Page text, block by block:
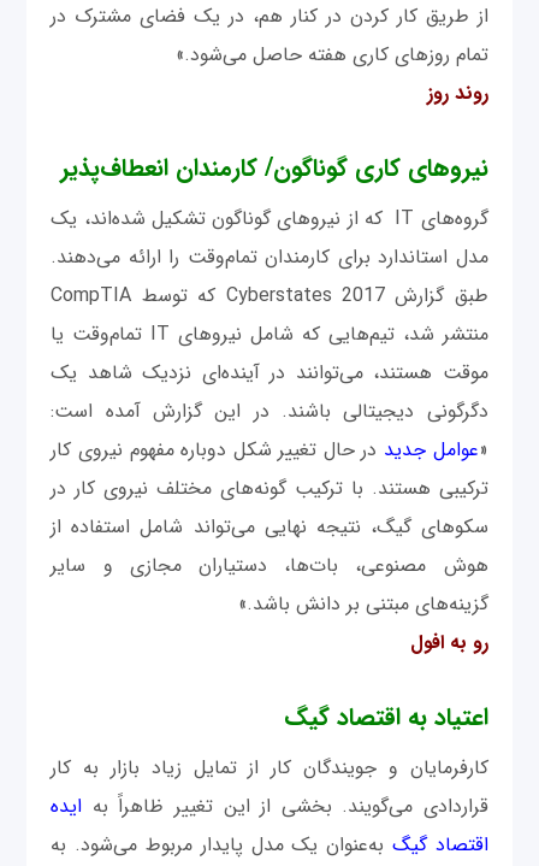
از طریق کار کردن در کنار هم، در یک فضای مشترک در
تمام روزهای کاری هفته حاصل می‌شود.»
روند روز
نیروهای کاری گوناگون/ کارمندان انعطاف‌پذیر
گروه‌های IT که از نیروهای گوناگون تشکیل شده‌اند، یک
مدل استاندارد برای کارمندان تمام‌وقت را ارائه می‌دهند.
طبق گزارش 2017 Cyberstates که توسط CompTIA
منتشر شد، تیم‌هایی که شامل نیروهای IT تمام‌وقت یا
موقت هستند، می‌توانند در آینده‌ای نزدیک شاهد یک
دگرگونی دیجیتالی باشند. در این گزارش آمده است:
«عوامل جدید در حال تغییر شکل دوباره مفهوم نیروی کار
ترکیبی هستند. با ترکیب گونه‌های مختلف نیروی کار در
سکو‌های گیگ، نتیجه نهایی می‌تواند شامل استفاده از
هوش مصنوعی، بات‌ها، دستیاران مجازی و سایر
گزینه‌های مبتنی بر دانش باشد.»
رو به افول
اعتیاد به ‌اقتصاد گیگ
کارفرمایان و جویندگان کار از تمایل زیاد بازار به کار
قراردادی می‌گویند. بخشی از این تغییر ظاهراً به ایده
اقتصاد گیگ به‌عنوان یک مدل پایدار مربوط می‌شود. به